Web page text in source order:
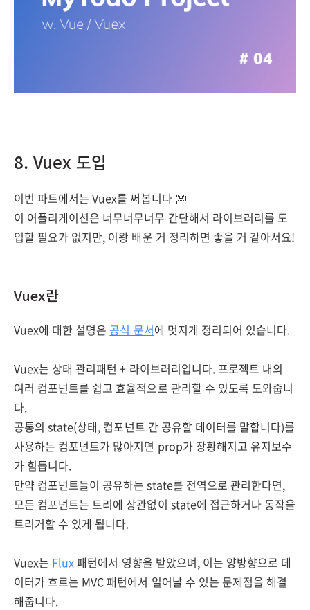
8. Vuex 도입
이번 파트에서는 Vuex를 써봅니다 👐
이 어플리케이션은 너무너무너무 간단해서 라이브러리를 도
입할 필요가 없지만, 이왕 배운 거 정리하면 좋을 거 같아서요!
Vuex란
Vuex에 대한 설명은 공식 문서에 멋지게 정리되어 있습니다.
Vuex는 상태 관리패턴 + 라이브러리입니다. 프로젝트 내의
여러 컴포넌트를 쉽고 효율적으로 관리할 수 있도록 도와줍니
다.
공통의 state(상태, 컴포넌트 간 공유할 데이터를 말합니다)를
사용하는 컴포넌트가 많아지면 prop가 장황해지고 유지보수
가 힘듭니다.
만약 컴포넌트들이 공유하는 state를 전역으로 관리한다면,
모든 컴포넌트는 트리에 상관없이 state에 접근하거나 동작을
트리거할 수 있게 됩니다.
Vuex는 Flux패턴에서 영향을 받았으며, 이는 양방향으로 데
이터가 흐르는 MVC 패턴에서 일어날 수 있는 문제점을 해결
해줍니다.